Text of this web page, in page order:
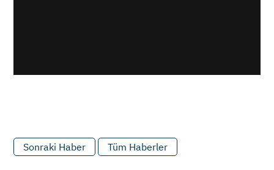
Sonraki Haber Tüm Haberler